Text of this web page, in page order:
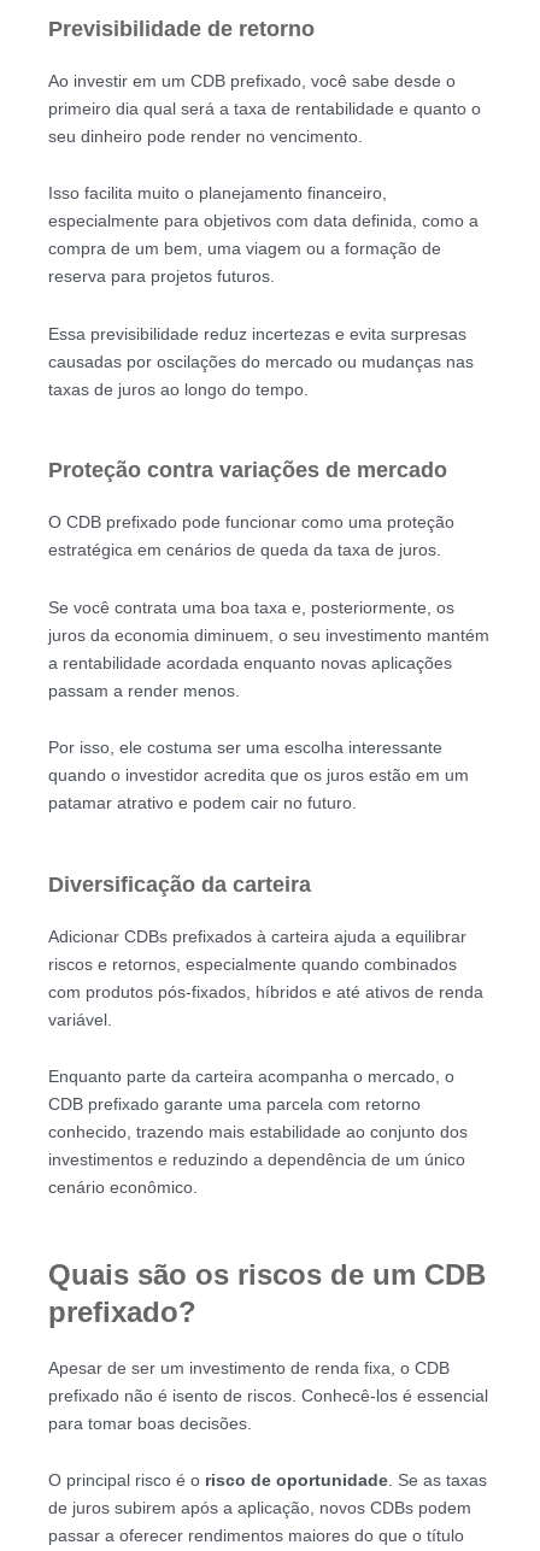
Previsibilidade de retorno
Ao investir em um CDB prefixado, você sabe desde o
primeiro dia qual será a taxa de rentabilidade e quanto o
seu dinheiro pode render no vencimento.
Isso facilita muito o planejamento financeiro,
especialmente para objetivos com data definida, como a
compra de um bem, uma viagem ou a formação de
reserva para projetos futuros.
Essa previsibilidade reduz incertezas e evita surpresas
causadas por oscilações do mercado ou mudanças nas
taxas de juros ao longo do tempo.
Proteção contra variações de mercado
O CDB prefixado pode funcionar como uma proteção
estratégica em cenários de queda da taxa de juros.
Se você contrata uma boa taxa e, posteriormente, os
juros da economia diminuem, o seu investimento mantém
a rentabilidade acordada enquanto novas aplicações
passam a render menos.
Por isso, ele costuma ser uma escolha interessante
quando o investidor acredita que os juros estão em um
patamar atrativo e podem cair no futuro.
Diversificação da carteira
Adicionar CDBs prefixados à carteira ajuda a equilibrar
riscos e retornos, especialmente quando combinados
com produtos pós-fixados, híbridos e até ativos de renda
variável.
Enquanto parte da carteira acompanha o mercado, o
CDB prefixado garante uma parcela com retorno
conhecido, trazendo mais estabilidade ao conjunto dos
investimentos e reduzindo a dependência de um único
cenário econômico.
Quais são os riscos de um CDB
prefixado?
Apesar de ser um investimento de renda fixa, o CDB
prefixado não é isento de riscos. Conhecê-los é essencial
para tomar boas decisões.
O principal risco é o risco de oportunidade . Se as taxas
de juros subirem após a aplicação, novos CDBs podem
passar a oferecer rendimentos maiores do que o título